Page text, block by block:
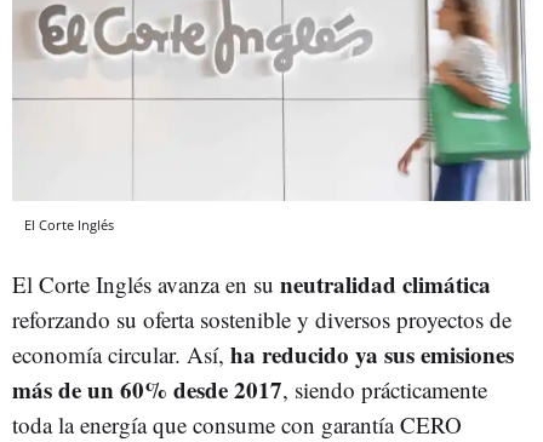
El Corte Inglés
El Corte Inglés avanza en su neutralidad climática
reforzando su oferta sostenible y diversos proyectos de
economía circular. Así, ha reducido ya sus emisiones
más de un 60% desde 2017, siendo prácticamente
toda la energía que consume con garantía CERO